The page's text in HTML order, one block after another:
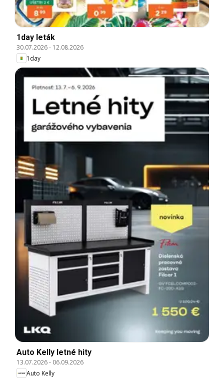
1day leták
30.07.2026- 12.08.2026
1day
Auto Kelly letné hity
13.07.2026- 06.09.2026
Auto Kelly